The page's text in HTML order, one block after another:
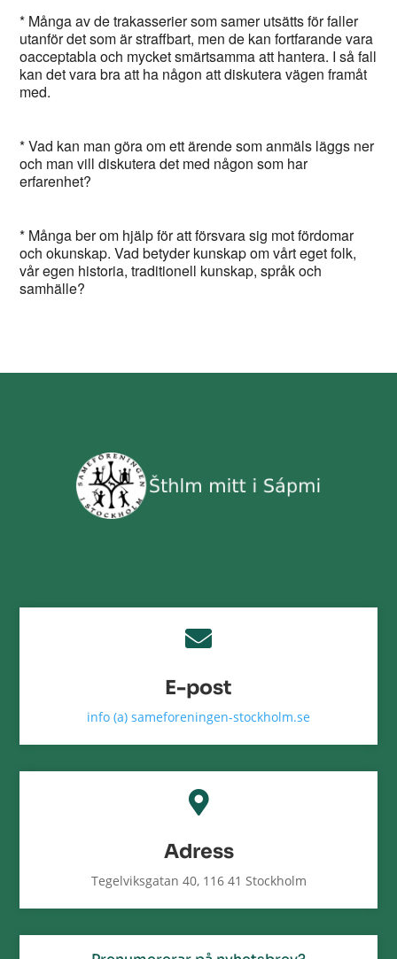
* Många av de trakasserier som samer utsätts för faller
utanför det som är straffbart, men de kan fortfarande vara
oacceptabla och mycket smärtsamma att hantera. I så fall
kan det vara bra att ha någon att diskutera vägen framåt
med.
* Vad kan man göra om ett ärende som anmäls läggs ner
och man vill diskutera det med någon som har
erfarenhet?
* Många ber om hjälp för att försvara sig mot fördomar
och okunskap. Vad betyder kunskap om vårt eget folk,
vår egen historia, traditionell kunskap, språk och
samhälle?

E-post
info (a) sameforeningen-stockholm.se

Adress
Tegelviksgatan 40, 116 41 Stockholm